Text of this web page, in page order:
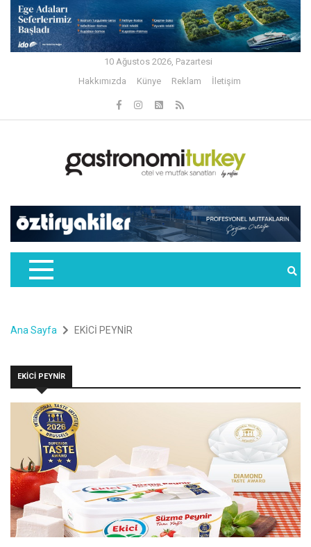
10 Ağustos 2026, Pazartesi
Hakkımızda
Künye Reklam İletişim
Ana Sayfa EKİCİ PEYNİR
EKİCİ PEYNİR